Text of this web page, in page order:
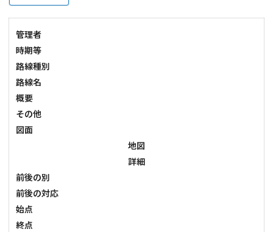
管理者
時期等
路線種別
路線名
概要
その他
図面
地図
詳細
前後の別
前後の対応
始点
終点